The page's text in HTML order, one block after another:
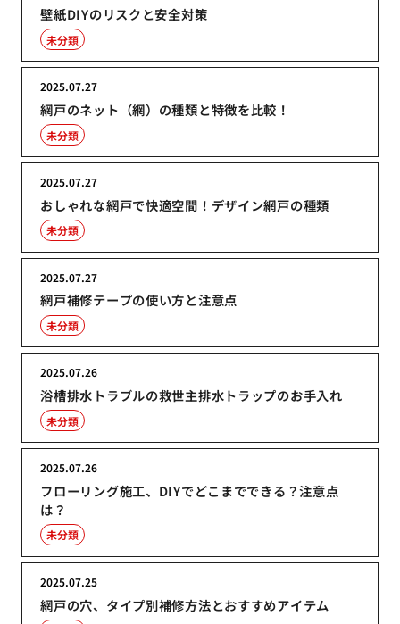
壁紙DIYのリスクと安全対策
未分類
網戸のネット（網）の種類と特徴を比較！
2025.07.27
未分類
おしゃれな網戸で快適空間！デザイン網戸の種類
2025.07.27
未分類
網戸補修テープの使い方と注意点
2025.07.27
未分類
浴槽排水トラブルの救世主排水トラップのお手入れ
2025.07.26
未分類
フローリング施工、DIYでどこまでできる？注意点
は？
2025.07.26
未分類
網戸の穴、タイプ別補修方法とおすすめアイテム
2025.07.25